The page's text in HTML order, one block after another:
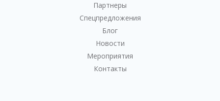
Партнеры
Спецпредложения
Блог
Новости
Мероприятия
Контакты